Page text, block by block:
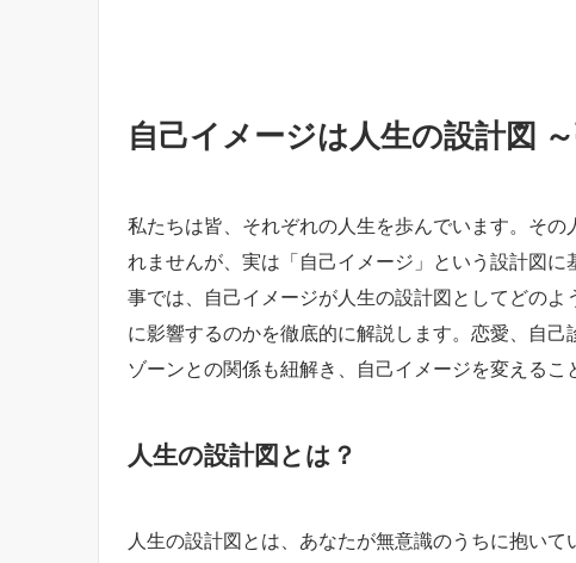
自己イメージは人生の設計図
私たちは皆、それぞれの人生を歩んでいます。そ
れませんが、実は「自己イメージ」という設計図
事では、自己イメージが人生の設計図としてどの
に影響するのかを徹底的に解説します。恋愛、自
ゾーンとの関係も紐解き、自己イメージを変えるこ
人生の設計図とは？
人生の設計図とは、あなたが無意識のうちに抱いて